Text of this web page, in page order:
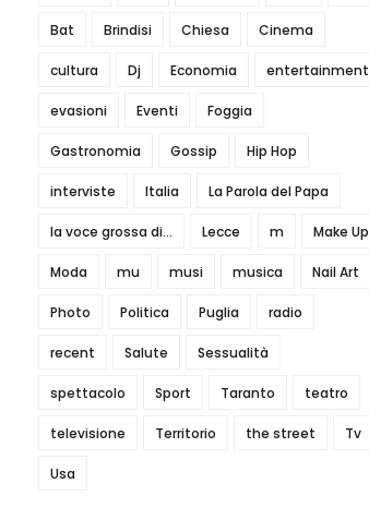
Bat Brindisi Chiesa Cinema
cultura Dj Economia entertainment
evasioni Eventi Foggia
Gastronomia Gossip Hip Hop
interviste Italia La Parola del Papa
la voce grossa di... Lecce m Make Up
Moda mu musi musica Nail Art
Photo Politica Puglia radio
recent Salute Sessualità
spettacolo Sport Taranto teatro
televisione Territorio the street Tv
Usa